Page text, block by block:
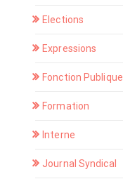
Elections
Expressions
Fonction Publique
Formation
Interne
Journal Syndical